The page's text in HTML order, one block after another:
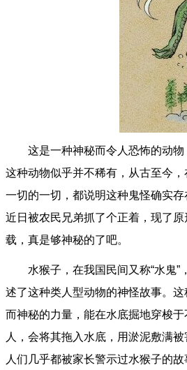
这是一种神秘而令人恐怖的动
这种动物似乎并不稀有，从古至今
一切的一切，都说明这种鬼怪确实
近日被农民兄弟抓了个正着，现了
载，真是够神秘的了吧。
水猴子，在我国民间又称“水鬼”
述了这种类人型动物的神怪故事。
而神秘的力量，能在水底掘地穿梭
人，会将其拖入水底，用淤泥敷满
人们几乎都被家长警示过水猴子的故